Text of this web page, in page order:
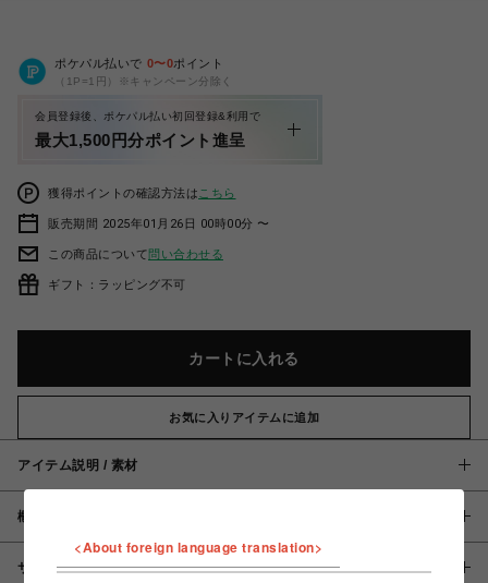
ポケパル払いで 0〜0ポイント
（1P=1円）※キャンペーン分除く
会員登録後、ポケパル払い初回登録&利用で
最大1,500円分ポイント進呈
獲得ポイントの確認方法は こちら
販売期間 2025年01月26日 00時00分 〜
この商品について問い合わせる
ギフト：ラッピング不可
カートに入れる
お気に入りアイテムに追加
アイテム説明 / 素材
概要
サイズ
<About foreign language translation>